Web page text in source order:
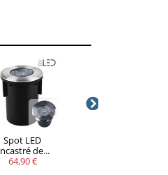
Spot LED
de...
64,90 €